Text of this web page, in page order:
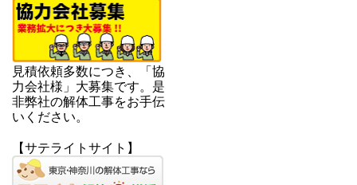
見積依頼多数につき、「協
力会社様」大募集です。是
非弊社の解体工事をお手伝
いください。
【サテライトサイト】